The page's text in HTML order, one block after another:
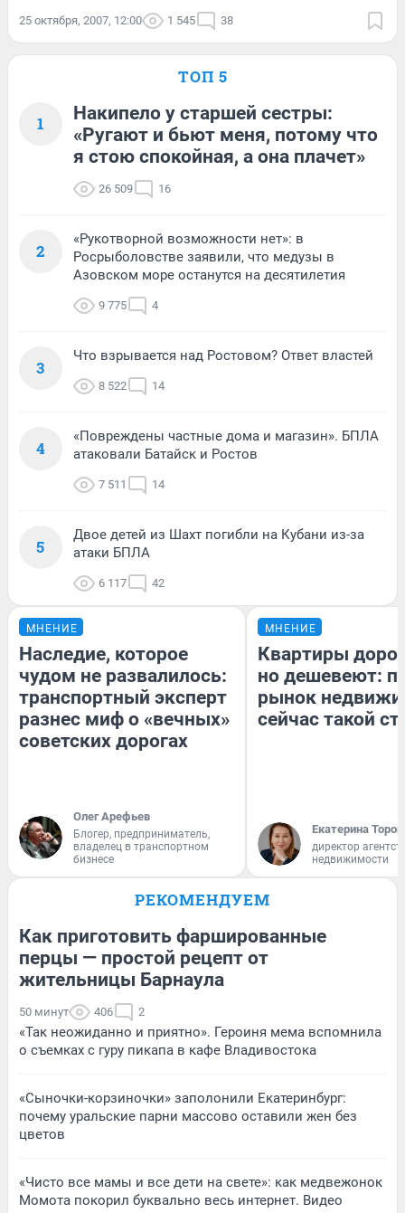
25 октября, 2007, 12:00 1 545 38
ТОП 5
1
Накипело у старшей сестры:
«Ругают и бьют меня, потому что
я стою спокойная, а она плачет»
26 509 16
2
«Рукотворной возможности нет»: в
Росрыболовстве заявили, что медузы в
Азовском море останутся на десятилетия
9 775 4
3
Что взрывается над Ростовом? Ответ властей
8 522 14
4
«Повреждены частные дома и магазин». БПЛА
атаковали Батайск и Ростов
7 511 14
5
Двое детей из Шахт погибли на Кубани из-за
атаки БПЛА
6 117 42
МНЕНИЕ
Наследие, которое
чудом не развалилось:
транспортный эксперт
разнес миф о «вечных»
советских дорогах
Олег Арефьев
Блогер, предприниматель,
владелец в транспортном
бизнесе
МНЕНИЕ
Квартиры
но дешевеют:
рынок
сейчас такой
Екатерина
директор
недвижимости
РЕКОМЕНДУЕМ
Как приготовить фаршированные
перцы — простой рецепт от
жительницы Барнаула
50 минут 406 2
«Так неожиданно и приятно». Героиня мема вспомнила
о съемках с гуру пикапа в кафе Владивостока
«Сыночки-корзиночки» заполонили Екатеринбург:
почему уральские парни массово оставили жен без
цветов
«Чисто все мамы и все дети на свете»: как медвежонок
Момота покорил буквально весь интернет. Видео